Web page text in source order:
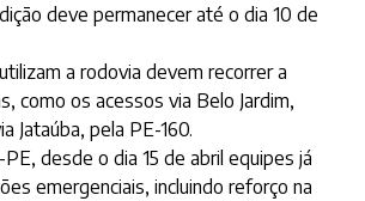
deve permanecer até o dia 10 de
a rodovia devem recorrer a
como os acessos via Belo Jardim,
Jataúba, pela PE-160.
desde o dia 15 de abril equipes já
emergenciais, incluindo reforço na